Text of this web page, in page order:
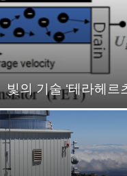
빛의 기술 ‘테라헤르